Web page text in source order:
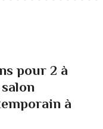
pour 2 à
à